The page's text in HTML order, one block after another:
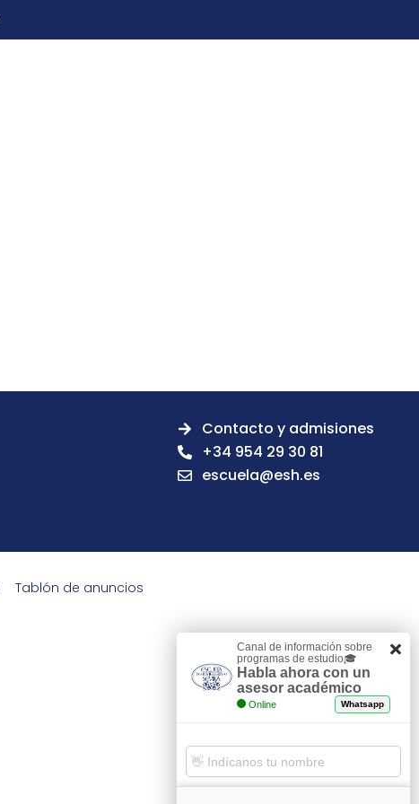
Contacto y admisiones
+34 954 29 30 81
escuela@esh.es
Tablón de anuncios
Canal de información sobre
programas de estudio🎓
Habla ahora con un
asesor académico
Online Whatsapp